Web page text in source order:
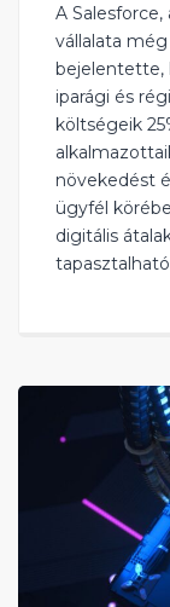
A
vállalata
bejelentette,
iparági és
költségeik
növekedést
ügyfél
digitális